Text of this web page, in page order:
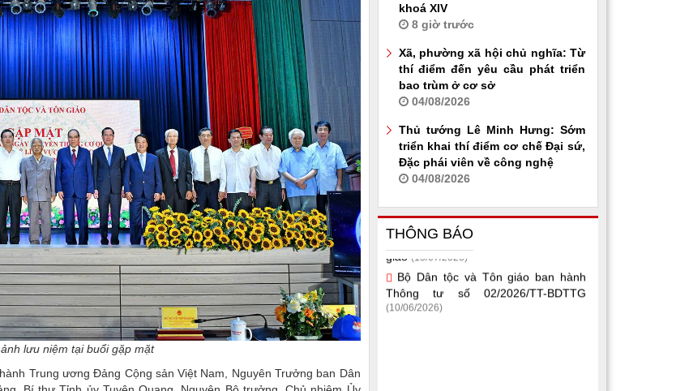
lưu niệm tại buổi gặp mặt
Trung ương Đảng Cộng sản Việt Nam, Nguyên Trưởng ban Dân
khoá XIV
8 giờ trước
Xã, phường xã hội chủ nghĩa: Từ
thí điểm đến yêu cầu phát triển
bao trùm ở cơ sở
04/08/2026
Thủ tướng Lê Minh Hưng: Sớm
triển khai thí điểm cơ chế Đại sứ,
Đặc phái viên về công nghệ
04/08/2026
THÔNG BÁO
Một số văn bản quy phạm pháp luật
giáo (15/07/2026)
Bộ Dân tộc và Tôn giáo ban hành
Thông tư số 02/2026/TT-BDTTG
(10/06/2026)